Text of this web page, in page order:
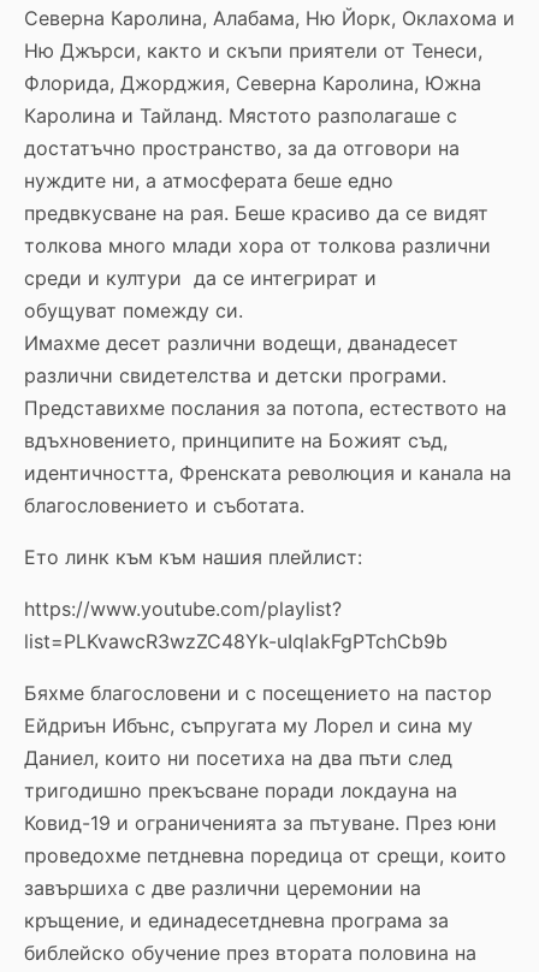
Северна Каролина, Алабама, Ню Йорк, Оклахома и
Ню Джърси, както и скъпи приятели от Тенеси,
Флорида, Джорджия, Северна Каролина, Южна
Каролина и Тайланд. Мястото разполагаше с
достатъчно пространство, за да отговори на
нуждите ни, а атмосферата беше едно
предвкусване на рая. Беше красиво да се видят
толкова много млади хора от толкова различни
среди и култури да се интегрират и
обущуват помежду си.
Имахме десет различни водещи, дванадесет
различни свидетелства и детски програми.
Представихме послания за потопа, естеството на
вдъхновението, принципите на Божият съд,
идентичността, Френската революция и канала на
благословението и съботата.
Ето линк към към нашия плейлист:
https://www.youtube.com/playlist?
list=PLKvawcR3wzZC48Yk-uIqlakFgPTchCb9b
Бяхме благословени и с посещението на пастор
Ейдриън Ибънс, съпругата му Лорел и сина му
Даниел, които ни посетиха на два пъти след
тригодишно прекъсване поради локдауна на
Ковид-19 и ограниченията за пътуване. През юни
проведохме петдневна поредица от срещи, които
завършиха с две различни церемонии на
кръщение, и единадесетдневна програма за
библейско обучение през втората половина на